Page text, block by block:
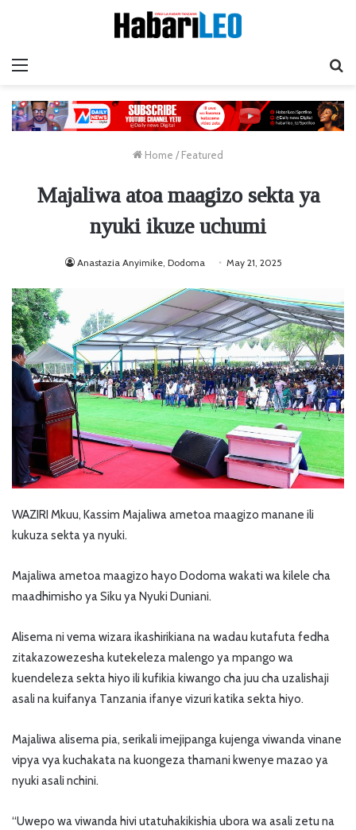
Home / Featured
Majaliwa atoa maagizo sekta ya
nyuki ikuze uchumi
Anastazia Anyimike, Dodoma May 21, 2025
WAZIRI Mkuu, Kassim Majaliwa ametoa maagizo manane ili
kukuza sekta ya nyuki.
Majaliwa ametoa maagizo hayo Dodoma wakati wa kilele cha
maadhimisho ya Siku ya Nyuki Duniani.
Alisema ni vema wizara ikashirikiana na wadau kutafuta fedha
zitakazowezesha kutekeleza malengo ya mpango wa
kuendeleza sekta hiyo ili kufikia kiwango cha juu cha uzalishaji
asali na kuifanya Tanzania ifanye vizuri katika sekta hiyo.
Majaliwa alisema pia, serikali imejipanga kujenga viwanda vinane
vipya vya kuchakata na kuongeza thamani kwenye mazao ya
nyuki asali nchini.
“Uwepo wa viwanda hivi utatuhakikishia ubora wa asali zetu na